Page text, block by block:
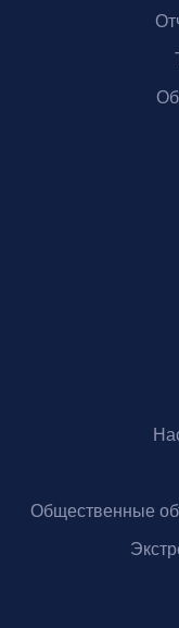
Общественные